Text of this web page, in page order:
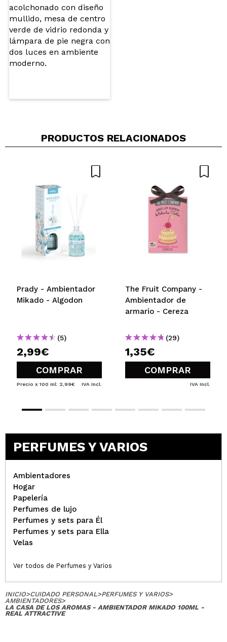
Deja un aroma súper súper agradable en toda la
habitación en la que se ponga.
¿Recomendarías su compra?
Hace 4 años
PRODUCTOS RELACIONADOS
Prady - Ambientador
Mikado - Algodon
(5)
2,99€
COMPRAR
Precio x 100 ml: 2,99€ IVA Incl.
The Fruit Company -
Ambientador de
armario - Cereza
(29)
1,35€
COMPRAR
IVA Incl.
PERFUMES Y VARIOS
Ambientadores
Hogar
Papelería
Perfumes de lujo
Perfumes y sets para Él
Perfumes y sets para Ella
Velas
Ver todos de Perfumes y Varios
INICIO>CUIDADO PERSONAL>PERFUMES Y VARIOS>
AMBIENTADORES>
LA CASA DE LOS AROMAS - AMBIENTADOR MIKADO 100ML -
REAL ATTRACTIVE